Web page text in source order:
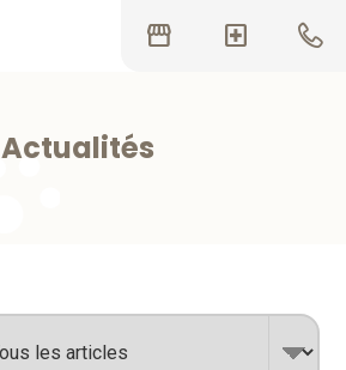
storefront local_hospital
Actualités